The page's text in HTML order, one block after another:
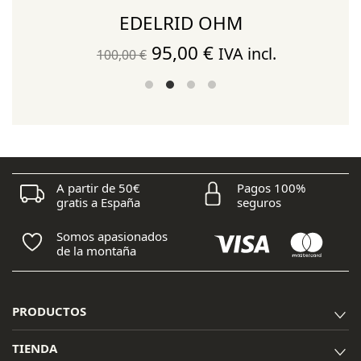
EDELRID OHM
100,00€ El
precio
100,00 €.
95,00 €El
precio
95,00 €.
IVA incl.
A partir de 50€
gratis a España
Pagos 100%
seguros
Somos apasionados
de la montaña
PRODUCTOS
TIENDA